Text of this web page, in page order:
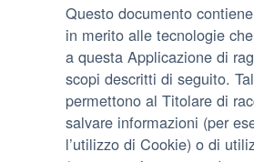
Questo documento
in merito alle tecnologie
a questa Applicazione di
scopi descritti di seguito.
permettono al Titolare di
salvare informazioni (per
l’utilizzo di Cookie) o di